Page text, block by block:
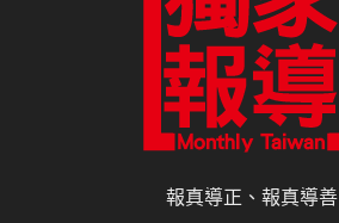
報真導正、報真導善